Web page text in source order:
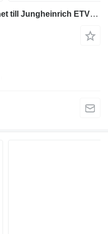
Jungheinrich 782505 styrenhet till Jungheinrich ETV112/ETV116 skjutstativtruck